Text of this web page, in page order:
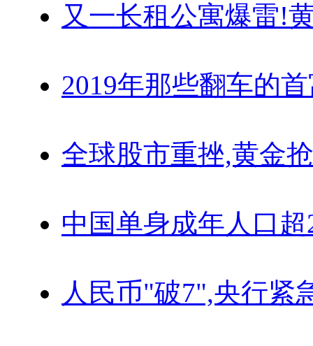
又一长租公寓爆雷!
2019年那些翻车的
全球股市重挫,黄金
中国单身成年人口超
人民币"破7",央行紧